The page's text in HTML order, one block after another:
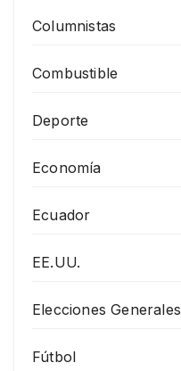
Columnistas
Combustible
Deporte
Economía
Ecuador
EE.UU.
Elecciones Generales
Fútbol